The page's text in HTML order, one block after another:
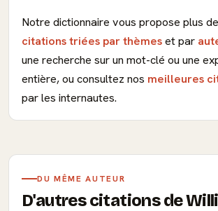
Notre dictionnaire vous propose plus de
citations triées par thèmeset par
une recherche sur un mot-clé ou une
entière, ou consultez nos meilleures
par les internautes.
DU MÊME AUTEUR
D'autres citations de